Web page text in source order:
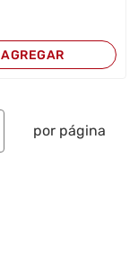
AGREGAR
por página